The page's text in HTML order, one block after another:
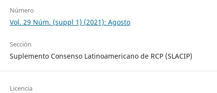
Número
Vol. 29 Núm. (suppl 1) (2021): Agosto
Sección
Suplemento Consenso Latinoamericano de RCP (SLACIP)
Licencia